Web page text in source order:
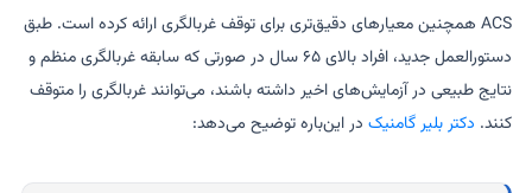
ACS همچنین معیارهای دقیق‌تری برای توقف غربالگری ارائه کرده است. طبق
دستورالعمل جدید، افراد بالای ۶۵ سال در صورتی که سابقه غربالگری منظم و
نتایج طبیعی در آزمایش‌های اخیر داشته باشند، می‌توانند غربالگری را متوقف
کنند. دکتر بلیر گامنیک در این‌باره توضیح می‌دهد: